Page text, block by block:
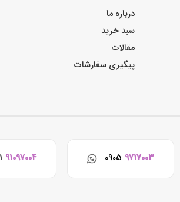
درباره ما
سبد خرید
مقالات
پیگیری سفارشات
0905 9717003
91097004